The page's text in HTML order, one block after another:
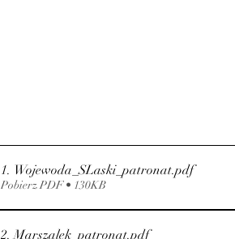
1. Wojewoda_SLaski_patronat.pdf
Pobierz PDF • 130KB
2. Marszalek_patronat.pdf